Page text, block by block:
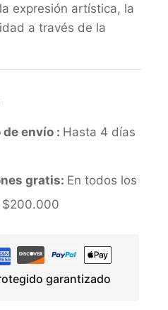
expresión artística, la
a través de la
envío : Hasta 4 días
gratis: En todos los
$200.000
garantizado